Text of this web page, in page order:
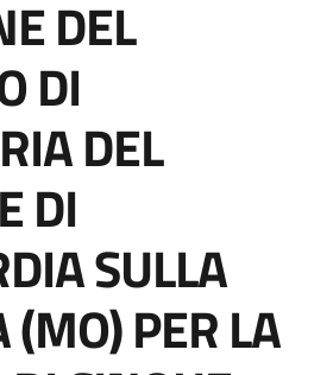
DEL
DI
DEL
DI
SULLA
(MO) PER LA